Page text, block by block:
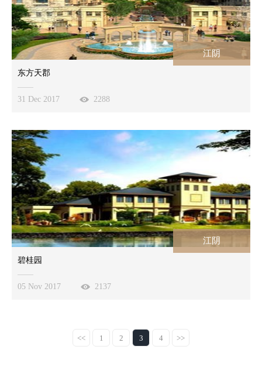
江阴
东方天郡
31 Dec 2017 2288
江阴
碧桂园
05 Nov 2017 2137
<< 1 2 3 4 >>